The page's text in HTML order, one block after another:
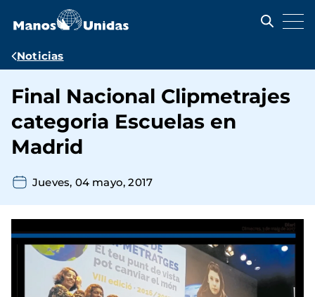
contenido
Ruta
navegación
Noticias
Final Nacional Clipmetrajes
categoria Escuelas en
Madrid
Jueves, 04 mayo, 2017